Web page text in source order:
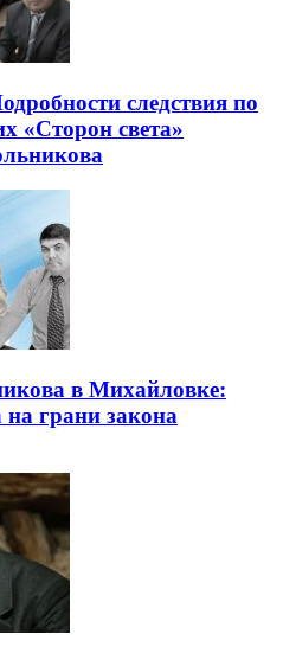
следствия по
«Сторон света»
в Михайловке:
грани закона